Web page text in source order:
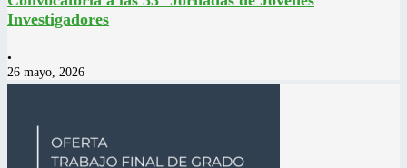
Investigadores
•
26 mayo, 2026